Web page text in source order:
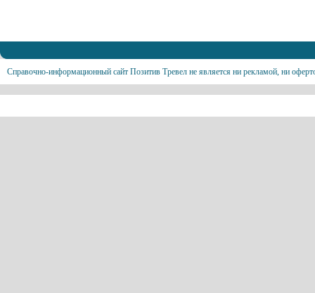
Справочно-информационный сайт Позитив Тревел не является ни рекламой, ни